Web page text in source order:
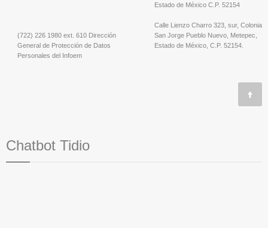
(722) 226 1980 ext. 610 Dirección
General de Protección de Datos
Personales del Infoem
Estado de México C.P. 52154
Calle Lienzo Charro 323, sur, Colonia
San Jorge Pueblo Nuevo, Metepec,
Estado de México, C.P. 52154.
Chatbot Tidio